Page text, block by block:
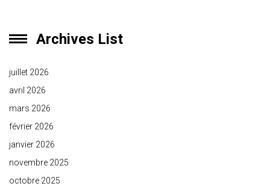
Archives List
juillet 2026
avril 2026
mars 2026
février 2026
janvier 2026
novembre 2025
octobre 2025